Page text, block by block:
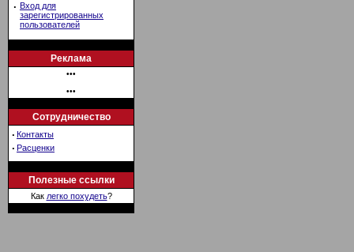
· Вход для
зарегистрированных
пользователей
Реклама
•••
•••
Сотрудничество
· Контакты
· Расценки
Полезные ссылки
Как легко похудеть?